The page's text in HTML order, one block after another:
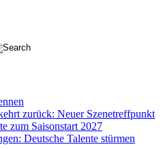
zurück: Neuer Szenetreffpunkt
zum Saisonstart 2027
Deutsche Talente stürmen